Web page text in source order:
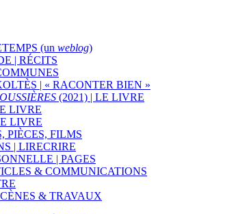
(un weblog)
| RÉCITS
| « RACONTER BIEN »
(2021) | LE LIVRE
LIVRE
LIVRE
PIÈCES, FILMS
| LIRECRIRE
| PAGES
& COMMUNICATIONS
& TRAVAUX